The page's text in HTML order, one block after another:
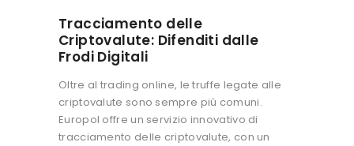
Tracciamento delle
Criptovalute: Difenditi dalle
Frodi Digitali
Oltre al trading online, le truffe legate alle
criptovalute sono sempre più comuni.
Europol offre un servizio innovativo di
tracciamento delle criptovalute, con un